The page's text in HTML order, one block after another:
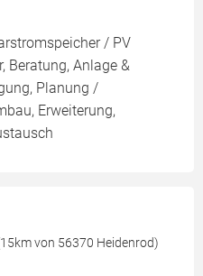
/ PV
Beratung, Anlage &
Planung /
Erweiterung,
von 56370 Heidenrod)